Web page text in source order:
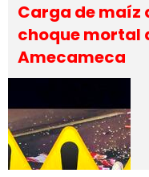
Carga de maíz
choque mortal
Amecameca